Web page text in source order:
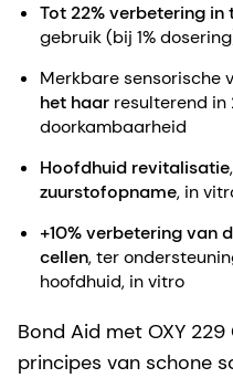
Tot 22% verbetering
gebruik (bij 1%
Merkbare sensorische
het haar resulterend in
doorkambaarheid
Hoofdhuid revitalisatie
zuurstofopname, in
+10% verbetering van
cellen, ter
hoofdhuid, in vitro
Bond Aid met OXY
principes van schone